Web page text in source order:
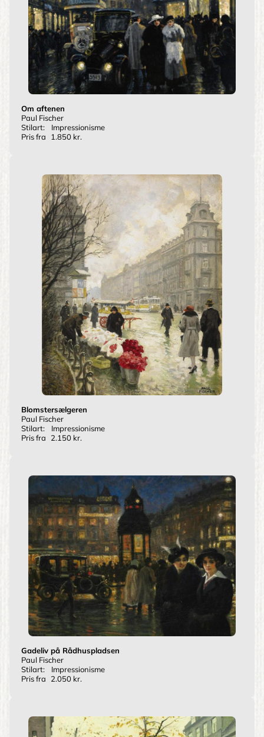
Om aftenen
Paul Fischer
Stilart:
Impressionisme
Pris fra
1.850 kr.
Blomstersælgeren
Paul Fischer
Stilart:
Impressionisme
Pris fra
2.150 kr.
Gadeliv på Rådhuspladsen
Paul Fischer
Stilart:
Impressionisme
Pris fra
2.050 kr.